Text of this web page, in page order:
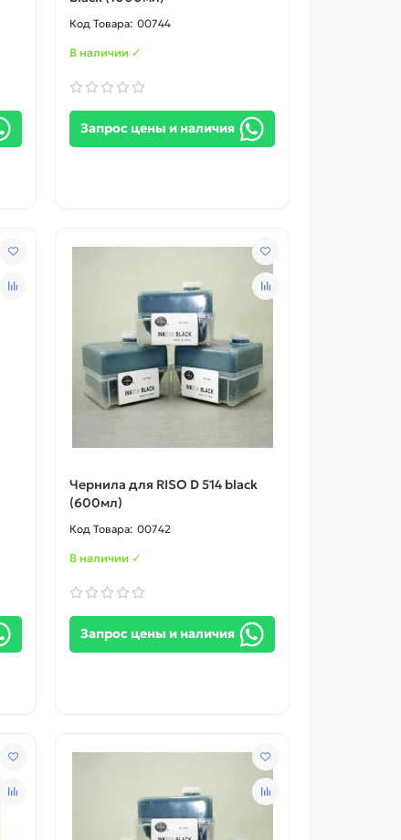
00744
В наличии ✓
Запрос цены и наличия
Чернила для RISO D 514 black
(600мл)
00742
В наличии ✓
Запрос цены и наличия